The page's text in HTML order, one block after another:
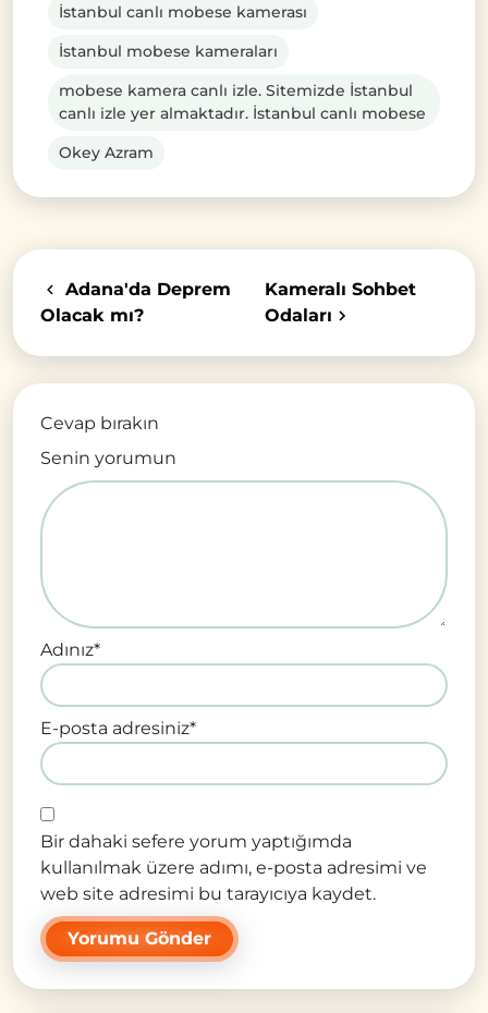
İstanbul canlı mobese kamerası
İstanbul mobese kameraları
mobese kamera canlı izle. Sitemizde İstanbul
canlı izle yer almaktadır. İstanbul canlı mobese
Okey Azram
Adana'da Deprem
Olacak mı?
Kameralı Sohbet
Odaları
Cevap bırakın
Senin yorumun
Adınız*
E-posta adresiniz*
Bir dahaki sefere yorum yaptığımda
kullanılmak üzere adımı, e-posta adresimi ve
web site adresimi bu tarayıcıya kaydet.